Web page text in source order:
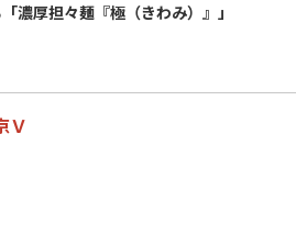
濃厚担々麺『極（きわみ）』」
Ｖ